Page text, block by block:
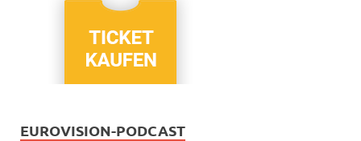
EUROVISION-PODCAST